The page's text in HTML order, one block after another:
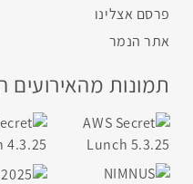
פרסם אצלינו
אתר הנמר
תמונות מהאירועים